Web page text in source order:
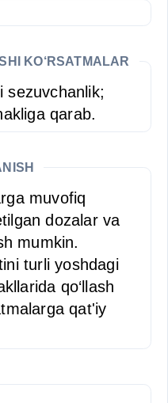
KO‘RSATMALAR
sezuvchanlik;
qarab.
muvofiq
dozalar va
mumkin.
turli yoshdagi
qo‘llash
qat'iy